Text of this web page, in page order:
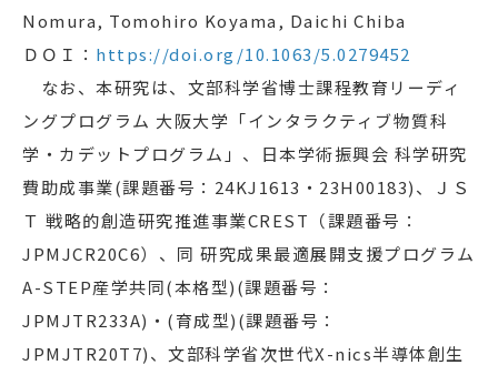
Nomura, Tomohiro Koyama, Daichi Chiba
ＤＯＩ： https://doi.org/10.1063/5.0279452
なお、本研究は、文部科学省博士課程教育リーディ
ングプログラム 大阪大学「インタラクティブ物質科
学・カデットプログラム」、日本学術振興会 科学研究
費助成事業(課題番号：24KJ1613・23H00183)、ＪＳ
Ｔ 戦略的創造研究推進事業CREST（課題番号：
JPMJCR20C6）、同 研究成果最適展開支援プログラム
A-STEP産学共同(本格型)(課題番号：
JPMJTR233A)・(育成型)(課題番号：
JPMJTR20T7)、文部科学省次世代X-nics半導体創生